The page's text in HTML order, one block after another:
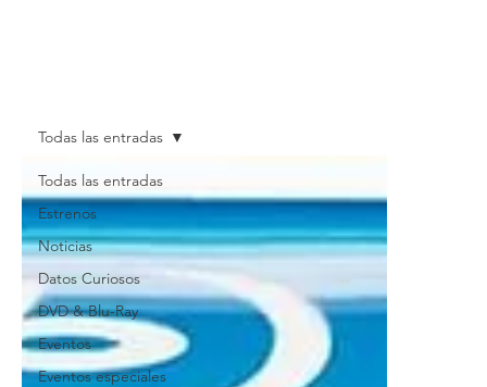
Todas las entradas
Estrenos
Noticias
Datos Curiosos
DVD & Blu-Ray
Eventos
Eventos especiales
Todas las entradas